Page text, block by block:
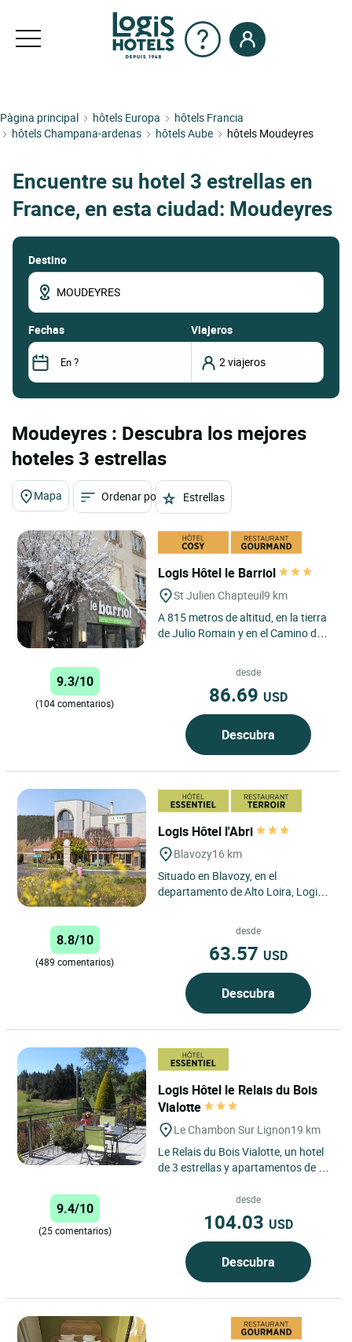
Pàgina principal hôtels Europa
hôtels Francia
hôtels Champana-ardenas
hôtels Aube hôtels Moudeyres
Encuentre su hotel 3 estrellas en
France, en esta ciudad: Moudeyres
Destino
fechas Viajeros
Moudeyres : Descubra los mejores
hoteles 3 estrellas
Mapa Ordenar por Estrellas
Logis Hôtel le Barriol
St Julien Chapteuil9 km
A 815 metros de altitud, en la tierra
de Julio Romain y en el Camino de
9.3/10
(104 comentarios)
desde
86.69 USD
Descubra
Logis Hôtel l'Abri
Blavozy16 km
Situado en Blavozy, en el
departamento de Alto Loira, Logis
8.8/10
(489 comentarios)
desde
63.57 USD
Descubra
Logis Hôtel le Relais du Bois
Vialotte
Le Chambon Sur Lignon19 km
Le Relais du Bois Vialotte, un hotel
de 3 estrellas y apartamentos de 4
Lignon que combinan naturaleza,...
9.4/10
(25 comentarios)
desde
104.03 USD
Descubra